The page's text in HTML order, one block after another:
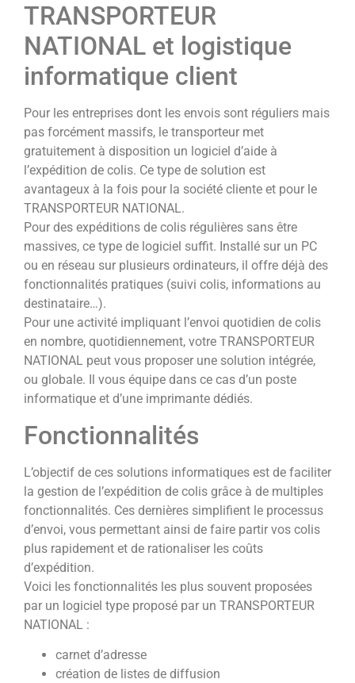
TRANSPORTEUR
NATIONAL et logistique
informatique client
Pour les entreprises dont les envois sont réguliers mais
pas forcément massifs, le transporteur met
gratuitement à disposition un logiciel d’aide à
l’expédition de colis. Ce type de solution est
avantageux à la fois pour la société cliente et pour le
TRANSPORTEUR NATIONAL.
Pour des expéditions de colis régulières sans être
massives, ce type de logiciel suffit. Installé sur un PC
ou en réseau sur plusieurs ordinateurs, il offre déjà des
fonctionnalités pratiques (suivi colis, informations au
destinataire…).
Pour une activité impliquant l’envoi quotidien de colis
en nombre, quotidiennement, votre TRANSPORTEUR
NATIONAL peut vous proposer une solution intégrée,
ou globale. Il vous équipe dans ce cas d’un poste
informatique et d’une imprimante dédiés.
Fonctionnalités
L’objectif de ces solutions informatiques est de faciliter
la gestion de l’expédition de colis grâce à de multiples
fonctionnalités. Ces dernières simplifient le processus
d’envoi, vous permettant ainsi de faire partir vos colis
plus rapidement et de rationaliser les coûts
d’expédition.
Voici les fonctionnalités les plus souvent proposées
par un logiciel type proposé par un TRANSPORTEUR
NATIONAL :
carnet d’adresse
création de listes de diffusion